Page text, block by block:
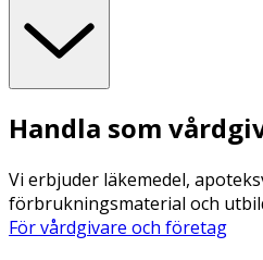
Handla som
Vi erbjuder läkemedel,
förbrukningsmaterial och
För vårdgivare och företag